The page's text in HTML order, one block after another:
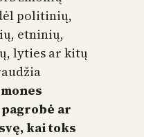
politinių,
etninių,
lyties ar kitų
ar
kai toks